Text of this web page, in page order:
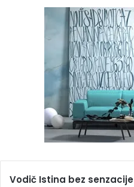
Vodič Istina bez senzacije